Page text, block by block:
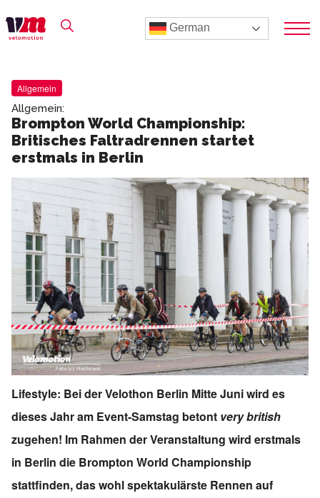
German
Allgemein
Allgemein:
Brompton World Championship:
Britisches Faltradrennen startet
erstmals in Berlin
Lifestyle: Bei der Velothon Berlin Mitte Juni wird es
dieses Jahr am Event-Samstag betont very british
zugehen! Im Rahmen der Veranstaltung wird erstmals
in Berlin die Brompton World Championship
stattfinden, das wohl spektakulärste Rennen auf